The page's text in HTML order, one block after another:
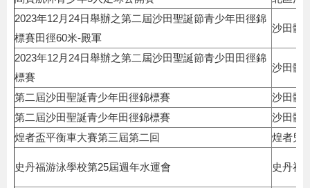
2023年12月24日舉辦之第二屆沙田聖誕節青少年田徑錦
標賽田徑60米-殿軍
沙田體
2023年12月24日舉辦之第二屆沙田聖誕節青少田田徑錦
標賽
沙田體
第二屆沙田聖誕青少年田徑錦標賽
沙田體
第二屆沙田聖誕青少年田徑錦標賽
沙田體
煌者盃平衡車大賽第三屆第二回
煌者兒
史丹福游泳學校第25屆週年水運會 史丹福